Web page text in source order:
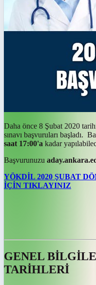
Daha önce 8 Şubat 2020
sınavı başvuruları başladı.
saat 17:00'a kadar
Başvurunuzu
YÖKDİL 2020 ŞUBAT
İÇİN TIKLAYINIZ
GENEL
TARİHLERİ